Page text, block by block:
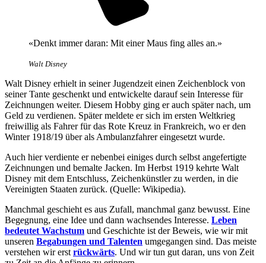
«Denkt immer daran: Mit einer Maus fing alles an.»
Walt Disney
Walt Disney erhielt in seiner Jugendzeit einen Zeichenblock von
seiner Tante geschenkt und entwickelte darauf sein Interesse für
Zeichnungen weiter. Diesem Hobby ging er auch später nach, um
Geld zu verdienen. Später meldete er sich im ersten Weltkrieg
freiwillig als Fahrer für das Rote Kreuz in Frankreich, wo er den
Winter 1918/19 über als Ambulanzfahrer eingesetzt wurde.
Auch hier verdiente er nebenbei einiges durch selbst angefertigte
Zeichnungen und bemalte Jacken. Im Herbst 1919 kehrte Walt
Disney mit dem Entschluss, Zeichenkünstler zu werden, in die
Vereinigten Staaten zurück. (Quelle: Wikipedia).
Manchmal geschieht es aus Zufall, manchmal ganz bewusst. Eine
Begegnung, eine Idee und dann wachsendes Interesse. Leben
bedeutet Wachstum und Geschichte ist der Beweis, wie wir mit
unseren Begabungen und Talenten umgegangen sind. Das meiste
verstehen wir erst rückwärts. Und wir tun gut daran, uns von Zeit